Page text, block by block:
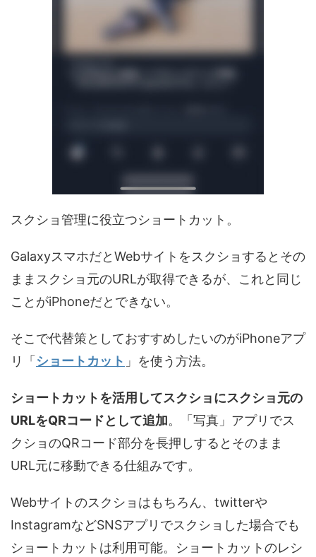
スクショ管理に役立つショートカット。
GalaxyスマホだとWebサイトをスクショするとその
ままスクショ元のURLが取得できるが、これと同じ
ことがiPhoneだとできない。
そこで代替策としておすすめしたいのがiPhoneアプ
リ「 ショートカット 」を使う方法。
ショートカットを活用してスクショにスクショ元の
URLをQRコードとして追加。「写真」アプリでス
クショのQRコード部分を長押しするとそのまま
URL元に移動できる仕組みです。
Webサイトのスクショはもちろん、twitterや
InstagramなどSNSアプリでスクショした場合でも
ショートカットは利用可能。ショートカットのレシ